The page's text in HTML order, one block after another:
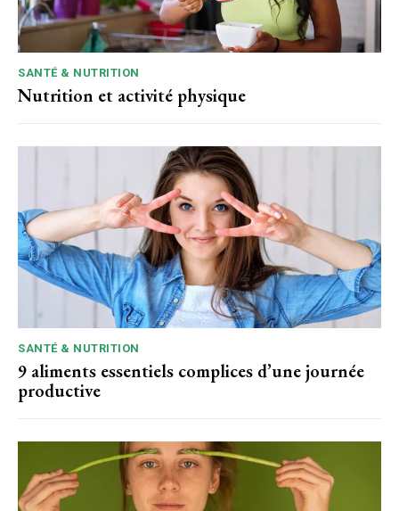
SANTÉ & NUTRITION
Nutrition et activité physique
SANTÉ & NUTRITION
9 aliments essentiels complices d’une journée
productive